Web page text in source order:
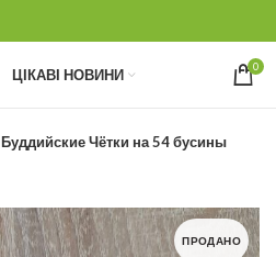
ЦІКАВІ НОВИНИ 0
Буддийские Чётки на 54 бусины
ПРОДАНО